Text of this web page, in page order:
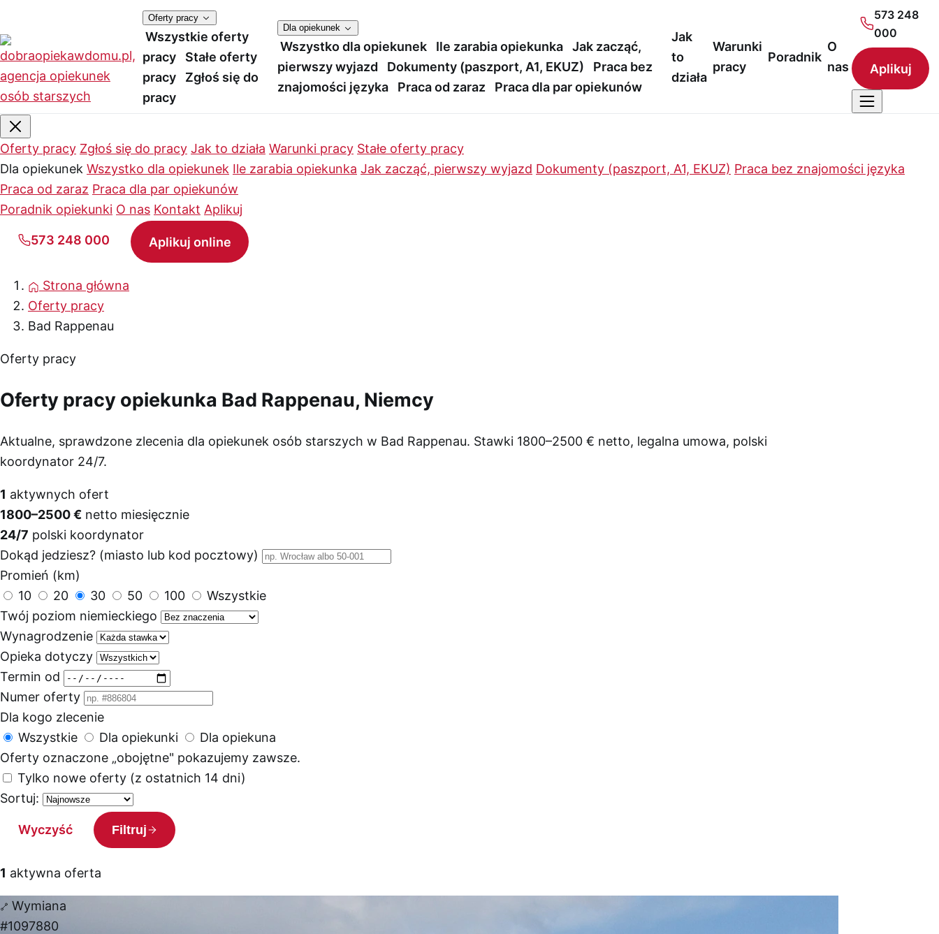
Oferty pracy
Wszystkie oferty
pracy
Stałe oferty
pracy
Zgłoś się do
pracy
Dla opiekunek
Wszystko dla opiekunek Ile zarabia opiekunka
Jak zacząć,
pierwszy wyjazd
Dokumenty (paszport, A1, EKUZ)
Praca bez
znajomości języka
Praca od zaraz Praca dla par opiekunów
Jak
to
działa
Warunki
pracy
Poradnik
O
nas
573 248
000
Aplikuj
Oferty pracy Zgłoś się do pracy Jak to działa Warunki pracy Stałe oferty pracy
Dla opiekunek Wszystko dla opiekunek Ile zarabia opiekunka Jak zacząć, pierwszy wyjazd Dokumenty (paszport, A1, EKUZ) Praca bez znajomości języka
Praca od zaraz Praca dla par opiekunów
Poradnik opiekunki O nas Kontakt Aplikuj
573 248 000 Aplikuj online
Strona główna
Oferty pracy
Bad Rappenau
Oferty pracy
Oferty pracy opiekunka Bad Rappenau, Niemcy
Aktualne, sprawdzone zlecenia dla opiekunek osób starszych w Bad Rappenau. Stawki 1800–2500 € netto, legalna umowa, polski
koordynator 24/7.
1 aktywnych ofert
1800–2500 € netto miesięcznie
24/7 polski koordynator
Dokąd jedziesz? (miasto lub kod pocztowy)
Promień (km)
10
20 30 50 100
Wszystkie
Twój poziom niemieckiego
Wynagrodzenie
Opieka dotyczy
Termin od
Numer oferty
Dla kogo zlecenie
Wszystkie
Dla opiekunki
Dla opiekuna
Oferty oznaczone „obojętne" pokazujemy zawsze.
Tylko nowe oferty (z ostatnich 14 dni)
Sortuj:
Wyczyść Filtruj
1 aktywna oferta
Wymiana
#1097880